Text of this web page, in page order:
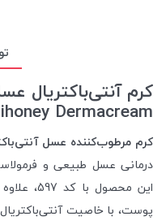
کرم آنتی‌باکتریال
Dermacream
کرم مرطوب‌کننده عسل
درمانی عسل طبیعی و
این
پوست، با خاصیت